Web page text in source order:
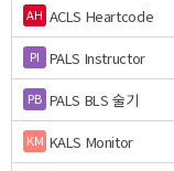
AH ACLS Heartcode
PI PALS Instructor
PB PALS BLS 술기
KM KALS Monitor